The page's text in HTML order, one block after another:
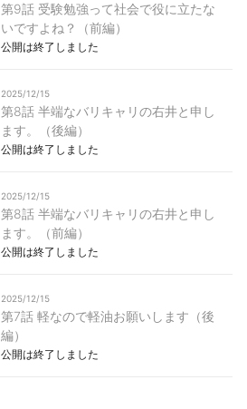
第9話 受験勉強って社会で役に立たな
いですよね？（前編）
公開は終了しました
2025/12/15
第8話 半端なバリキャリの右井と申し
ます。（後編）
公開は終了しました
2025/12/15
第8話 半端なバリキャリの右井と申し
ます。（前編）
公開は終了しました
2025/12/15
第7話 軽なので軽油お願いします（後
編）
公開は終了しました